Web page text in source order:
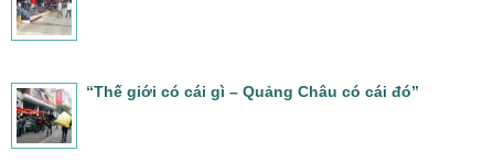
“Thế giới có cái gì – Quảng Châu có cái đó”